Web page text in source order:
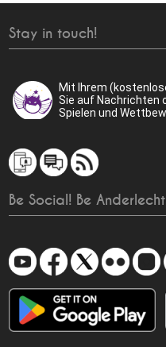
Stay in touch!
Mit Ihrem
Sie auf Nachrichten
Spielen und
Be Social! Be